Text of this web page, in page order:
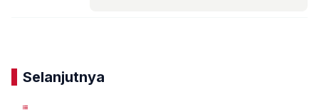
Selanjutnya